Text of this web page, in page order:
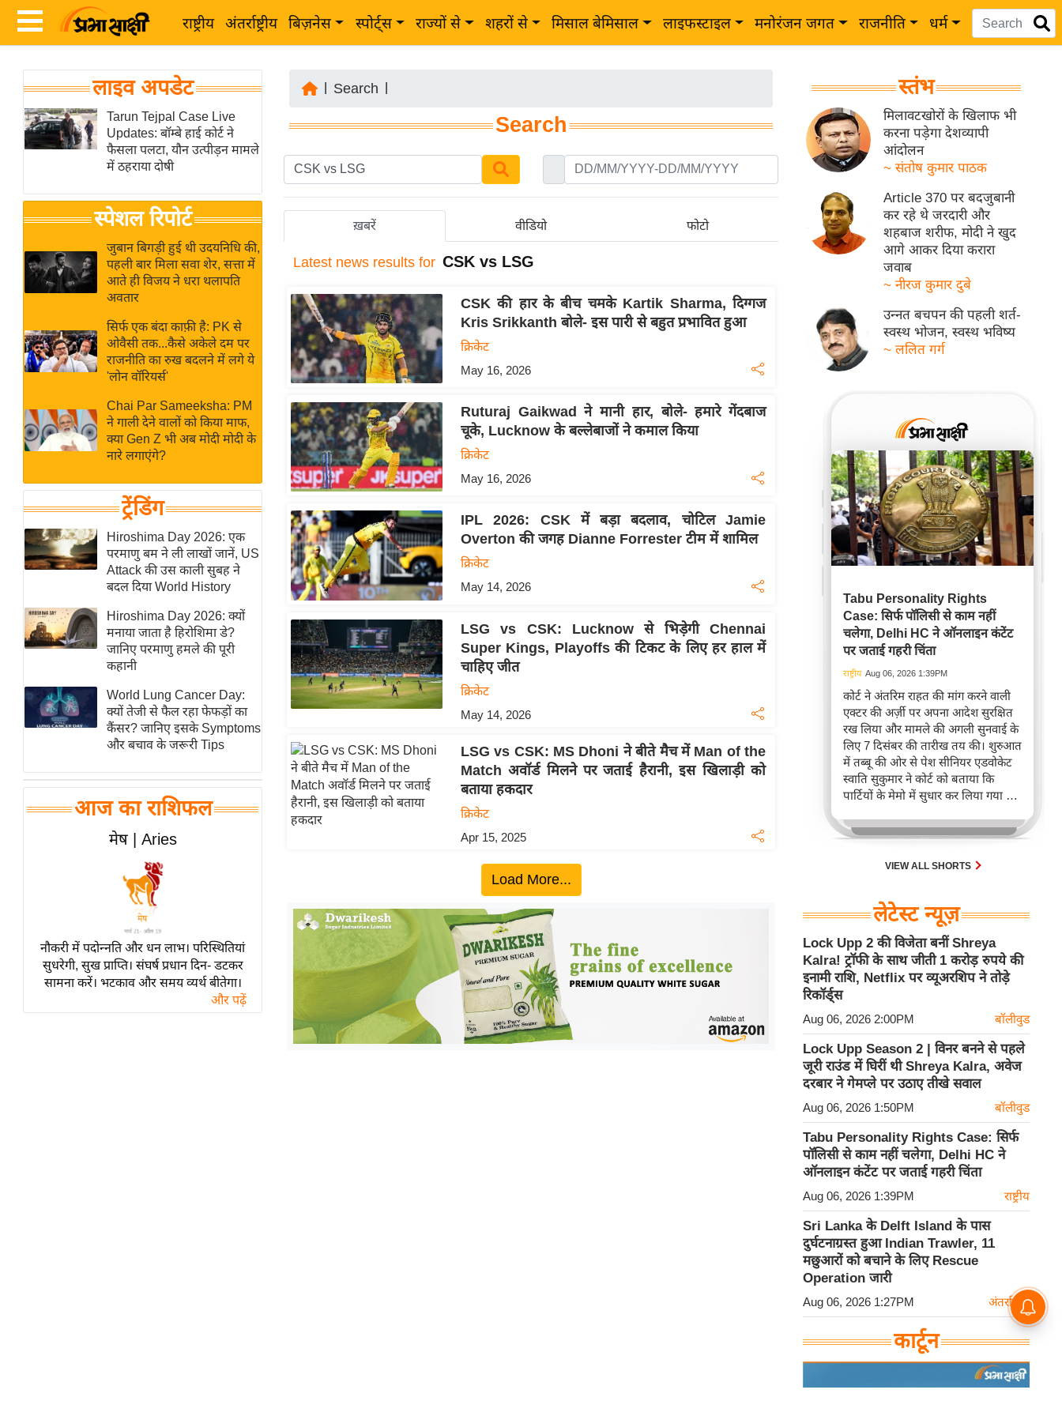
राष्ट्रीय अंतर्राष्ट्रीय बिज़नेस स्पोर्ट्स राज्यों से शहरों से मिसाल बेमिसाल लाइफस्टाइल मनोरंजन जगत राजनीति धर्म
Latest
News
in
Hindi
News
Live
Breaking
News in
Hindi
Hindi
Videos
ता
ख
ब
राष्ट्रीय
अंतर्राष्ट्रीय
उद्योग
जगत
राय
बजट
IPL
2026
मिसाल बेमिसाल
शख्सियत
यंग इंडिया
साहित्य जगत
ऑटो वर्ल्ड
न्यूज ब्रीफ
मनोरंजन जगत
बॉलीवुड
हॉलीवुड
फिल्म समीक्षा
Breaking
News
लाइफस्टाइल
टेक्नॉलॉजी
घरेलू नुस्खे
फिटनेस मंत्रा
रिलेशनशिप
राजनीति
विश्लेषण
लाइव अपडेट
Tarun Tejpal Case Live
Updates: बॉम्बे हाई कोर्ट ने
फैसला पलटा, यौन उत्पीड़न मामले
में ठहराया दोषी
स्पेशल रिपोर्ट
जुबान बिगड़ी हुई थी उदयनिधि की,
पहली बार मिला सवा शेर, सत्ता में
आते ही विजय ने धरा थलापति
अवतार
सिर्फ एक बंदा काफ़ी है: PK से
ओवैसी तक...कैसे अकेले दम पर
राजनीति का रुख बदलने में लगे ये
'लोन वॉरियर्स'
Chai Par Sameeksha: PM
ने गाली देने वालों को किया माफ,
क्या Gen Z भी अब मोदी मोदी के
नारे लगाएंगे?
ट्रेंडिंग
Hiroshima Day 2026: एक
परमाणु बम ने ली लाखों जानें, US
Attack की उस काली सुबह ने
बदल दिया World History
Hiroshima Day 2026: क्यों
मनाया जाता है हिरोशिमा डे?
जानिए परमाणु हमले की पूरी
कहानी
World Lung Cancer Day:
क्यों तेजी से फैल रहा फेफड़ों का
कैंसर? जानिए इसके Symptoms
और बचाव के जरूरी Tips
आज का राशिफल
मेष | Aries
नौकरी में पदोन्नति और धन लाभ। परिस्थितियां
सुधरेगी, सुख प्राप्ति। संघर्ष प्रधान दिन- डटकर
सामना करें। भटकाव और समय व्यर्थ बीतेगा।
और पढ़ें
Search
Search
ख़बरें वीडियो फोटो
Latest news results for CSK vs LSG
CSK की हार के बीच चमके Kartik Sharma, दिग्गज
Kris Srikkanth बोले- इस पारी से बहुत प्रभावित हुआ
क्रिकेट
May 16, 2026
Ruturaj Gaikwad ने मानी हार, बोले- हमारे गेंदबाज
चूके, Lucknow के बल्लेबाजों ने कमाल किया
क्रिकेट
May 16, 2026
IPL 2026: CSK में बड़ा बदलाव, चोटिल Jamie
Overton की जगह Dianne Forrester टीम में शामिल
क्रिकेट
May 14, 2026
LSG vs CSK: Lucknow से भिड़ेगी Chennai
Super Kings, Playoffs की टिकट के लिए हर हाल में
चाहिए जीत
क्रिकेट
May 14, 2026
LSG vs CSK: MS Dhoni ने बीते मैच में Man of the
Match अवॉर्ड मिलने पर जताई हैरानी, इस खिलाड़ी को
बताया हकदार
क्रिकेट
Apr 15, 2025
Load More...
स्तंभ
मिलावटखोरों के खिलाफ भी
करना पड़ेगा देशव्यापी
आंदोलन
~ संतोष कुमार पाठक
Article 370 पर बदजुबानी
कर रहे थे जरदारी और
शहबाज शरीफ, मोदी ने खुद
आगे आकर दिया करारा
जवाब
~ नीरज कुमार दुबे
उन्नत बचपन की पहली शर्त-
स्वस्थ भोजन, स्वस्थ भविष्य
~ ललित गर्ग
Tabu Personality Rights
Case: सिर्फ पॉलिसी से काम नहीं
चलेगा, Delhi HC ने ऑनलाइन कंटेंट
पर जताई गहरी चिंता
राष्ट्रीय Aug 06, 2026 1:39PM
कोर्ट ने अंतरिम राहत की मांग करने वाली
एक्टर की अर्ज़ी पर अपना आदेश सुरक्षित
रख लिया और मामले की अगली सुनवाई के
लिए 7 दिसंबर की तारीख तय की। शुरुआत
में तब्बू की ओर से पेश सीनियर एडवोकेट
स्वाति सुकुमार ने कोर्ट को बताया कि
पार्टियों के मेमो में सुधार कर लिया गया है
मीडिया इंटरमीडियरीज़ की सही पहचान
VIEW ALL SHORTS
लेटेस्ट न्यूज़
Lock Upp 2 की विजेता बनीं Shreya
Kalra! ट्रॉफी के साथ जीती 1 करोड़ रुपये की
इनामी राशि, Netflix पर व्यूअरशिप ने तोड़े
रिकॉर्ड्स
Aug 06, 2026 2:00PM बॉलीवुड
Lock Upp Season 2 | विनर बनने से पहले
जूरी राउंड में घिरीं थी Shreya Kalra, अवेज
दरबार ने गेमप्ले पर उठाए तीखे सवाल
Aug 06, 2026 1:50PM बॉलीवुड
Tabu Personality Rights Case: सिर्फ
पॉलिसी से काम नहीं चलेगा, Delhi HC ने
ऑनलाइन कंटेंट पर जताई गहरी चिंता
Aug 06, 2026 1:39PM राष्ट्रीय
Sri Lanka के Delft Island के पास
दुर्घटनाग्रस्त हुआ Indian Trawler, 11
मछुआरों को बचाने के लिए Rescue
Operation जारी
Aug 06, 2026 1:27PM अंतर्राष्ट्रीय
कार्टून